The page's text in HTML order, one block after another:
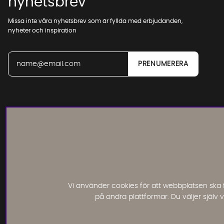
Vi använder cookies för att webbplatsen
på andra plattformar. Du väljer själv
Missa inte våra nyhetsbrev som är fyllda med erbjudanden,
nyheter och inspiration